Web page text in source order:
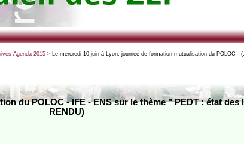
Agenda 2015> Le mercredi 10 juin à Lyon, journée de formation-mutualisation du POLOC -
du POLOC - IFE - ENS sur le thème " PEDT : état des
RENDU)